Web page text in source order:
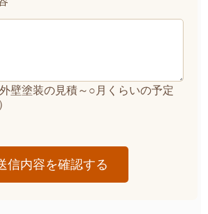
壁塗装の見積～○月くらいの予定